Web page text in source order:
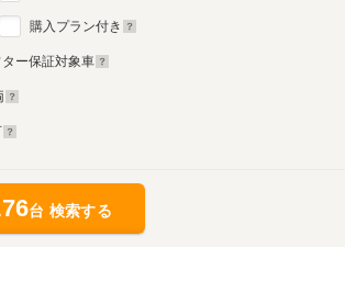
購入プラン付き
ー保証対象車
台 検索する